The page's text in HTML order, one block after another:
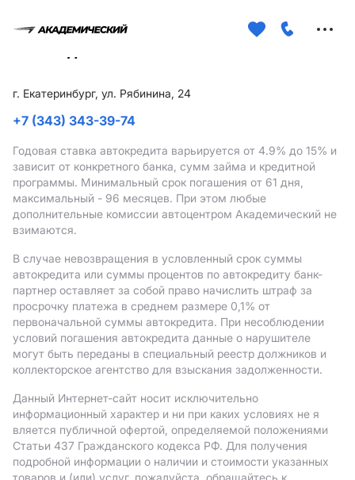
г. Екатеринбург, ул. Рябинина, 24
+7 (343) 343-39-74
Годовая ставка автокредита варьируется от 4.9% до 15% и
зависит от конкретного банка, сумм займа и кредитной
программы. Минимальный срок погашения от 61 дня,
максимальный - 96 месяцев. При этом любые
дополнительные комиссии автоцентром Академический не
взимаются.
В случае невозвращения в условленный срок суммы
автокредита или суммы процентов по автокредиту банк-
партнер оставляет за собой право начислить штраф за
просрочку платежа в среднем размере 0,1% от
первоначальной суммы автокредита. При несоблюдении
условий погашения автокредита данные о нарушителе
могут быть переданы в специальный реестр должников и
коллекторское агентство для взыскания задолженности.
Данный Интернет-сайт носит исключительно
информационный характер и ни при каких условиях не я
вляется публичной офертой, определяемой положениями
Статьи 437 Гражданского кодекса РФ. Для получения
подробной информации о наличии и стоимости указанных
товаров и (или) услуг, пожалуйста, обращайтесь к